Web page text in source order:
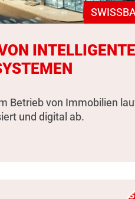
Betrieb von Immobilien
und digital ab.